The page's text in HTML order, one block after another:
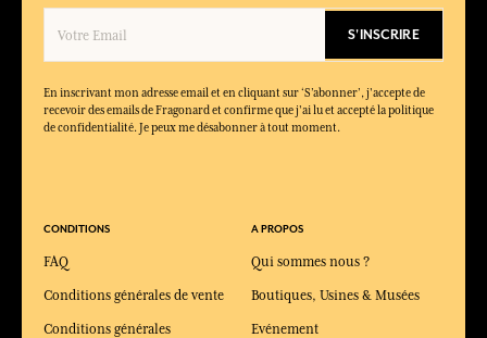
S'INSCRIRE
En inscrivant mon adresse email et en cliquant sur ‘S’abonner’, j'accepte de
recevoir des emails de Fragonard et confirme que j'ai lu et accepté la politique
de confidentialité. Je peux me désabonner à tout moment.
CONDITIONS
FAQ
Conditions générales de vente
Conditions générales
A PROPOS
Qui sommes nous ?
Boutiques, Usines & Musées
Evénement